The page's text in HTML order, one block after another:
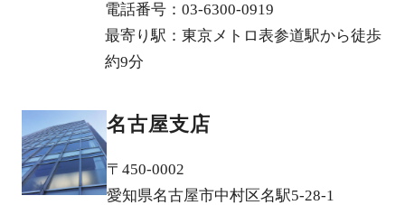
電話番号：03-6300-0919
最寄り駅：東京メトロ表参道駅から徒歩
約9分
名古屋支店
〒450-0002
愛知県名古屋市中村区名駅5-28-1